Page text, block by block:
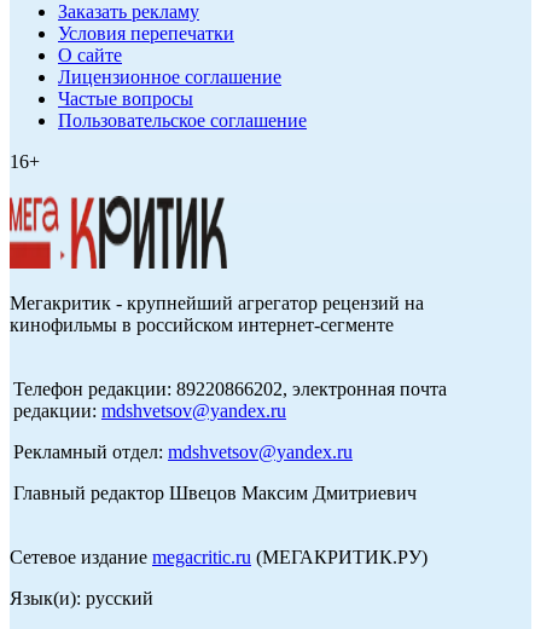
Заказать рекламу
Условия перепечатки
О сайте
Лицензионное соглашение
Частые вопросы
Пользовательское соглашение
16+
Мегакритик - крупнейший агрегатор рецензий на
кинофильмы в российском интернет-сегменте
Телефон редакции: 89220866202, электронная почта
редакции: mdshvetsov@yandex.ru
Рекламный отдел: mdshvetsov@yandex.ru
Главный редактор Швецов Максим Дмитриевич
Сетевое издание megacritic.ru (МЕГАКРИТИК.РУ)
Язык(и): русский